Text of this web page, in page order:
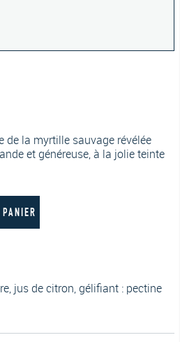
de la myrtille sauvage révélée
et généreuse, à la jolie teinte
jus de citron, gélifiant : pectine